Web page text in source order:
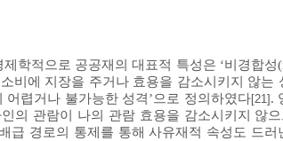
적으로 공공재의 대표적 특성은 ‘비경합성
비에 지장을 주거나 효용을 감소시키지 않는
렵거나 불가능한 성격’으로 정의하였다[21] .
의 관람이 나의 관람 효용을 감소시키지 않
급 경로의 통제를 통해 사유재적 속성도 드러